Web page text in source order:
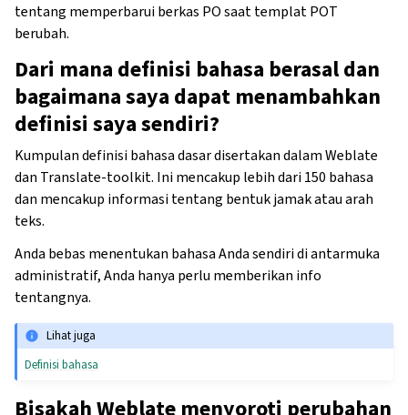
tentang memperbarui berkas PO saat templat POT
berubah.
Dari mana definisi bahasa berasal dan
bagaimana saya dapat menambahkan
definisi saya sendiri?
Kumpulan definisi bahasa dasar disertakan dalam Weblate
dan Translate-toolkit. Ini mencakup lebih dari 150 bahasa
dan mencakup informasi tentang bentuk jamak atau arah
teks.
Anda bebas menentukan bahasa Anda sendiri di antarmuka
administratif, Anda hanya perlu memberikan info
tentangnya.
Lihat juga
Definisi bahasa
Bisakah Weblate menyoroti perubahan